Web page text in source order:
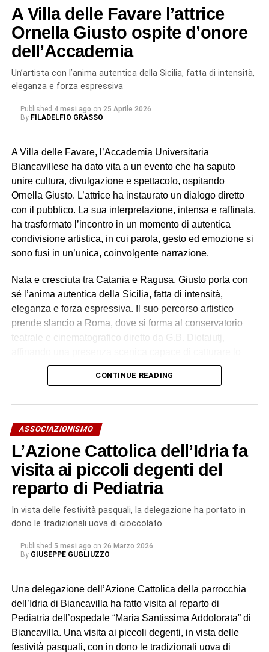
A Villa delle Favare l’attrice
Ornella Giusto ospite d’onore
dell’Accademia
Un’artista con l’anima autentica della Sicilia, fatta di intensità,
eleganza e forza espressiva
Published 4 mesi ago on 25 Aprile 2026
By FILADELFIO GRASSO
A Villa delle Favare, l’Accademia Universitaria
Biancavillese ha dato vita a un evento che ha saputo
unire cultura, divulgazione e spettacolo, ospitando
Ornella Giusto. L’attrice ha instaurato un dialogo diretto
con il pubblico. La sua interpretazione, intensa e raffinata,
ha trasformato l’incontro in un momento di autentica
condivisione artistica, in cui parola, gesto ed emozione si
sono fusi in un’unica, coinvolgente narrazione.
Nata e cresciuta tra Catania e Ragusa, Giusto porta con
sé l’anima autentica della Sicilia, fatta di intensità,
eleganza e forza espressiva. Il suo percorso artistico
prende slancio a Roma, dove si forma al conservatorio
teatrale e cinematografico diretto da G.B. Diotaiutj,
sguardo e lasciare il segno.
entra in una produzione legata a Mel Gibson. Nel 2005
prende parte allo sceneggiato “L’onore e il rispetto” diretto
da Salvatore Samperi. Nel 2007 entra nel cast della serie
“La squadra”, interpretando il ruolo di Nera Sardelli.
Esperienze che delineano un profilo artistico solido,
costruito tra cinema e televisione.
Rara e magnetica, Ornella Giusto incarna un’idea di arte
che affonda le radici nella propria terra per aprirsi al
fascino: una recitazione capace di essere insieme
L’Accademia, riferimento
culturale
L’appuntamento di Biancavilla si inserisce nel calendario
CONTINUE READING
ASSOCIAZIONISMO
L’Azione Cattolica dell’Idria fa
visita ai piccoli degenti del
reparto di Pediatria
In vista delle festività pasquali, la delegazione ha portato in
dono le tradizionali uova di cioccolato
Published 5 mesi ago on 26 Marzo 2026
By GIUSEPPE GUGLIUZZO
Una delegazione dell’Azione Cattolica della parrocchia
dell’Idria di Biancavilla ha fatto visita al reparto di
Pediatria dell’ospedale “Maria Santissima Addolorata” di
Biancavilla. Una visita ai piccoli degenti, in vista delle
festività pasquali, con in dono le tradizionali uova di